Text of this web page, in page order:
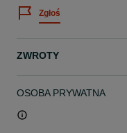
Zgłoś
ZWROTY
OSOBA PRYWATNA